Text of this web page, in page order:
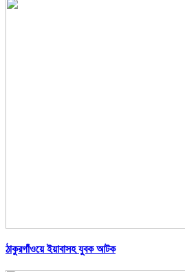
ঠাকুরগাঁওয়ে ইয়াবাসহ যুবক আটক